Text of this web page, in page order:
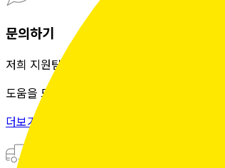
문의하기
저희 지원팀은 정성을 다해
도움을 드립니다.
더보기 >